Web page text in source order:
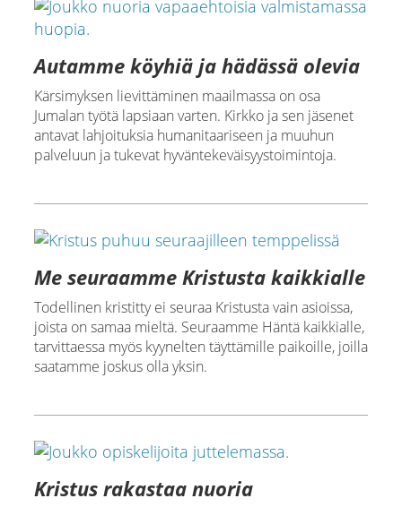
Autamme köyhiä ja hädässä olevia
Kärsimyksen lievittäminen maailmassa on osa
Jumalan työtä lapsiaan varten. Kirkko ja sen jäsenet
antavat lahjoituksia humanitaariseen ja muuhun
palveluun ja tukevat hyväntekeväisyystoimintoja.
Me seuraamme Kristusta kaikkialle
Todellinen kristitty ei seuraa Kristusta vain asioissa,
joista on samaa mieltä. Seuraamme Häntä kaikkialle,
tarvittaessa myös kyynelten täyttämille paikoille, joilla
saatamme joskus olla yksin.
Kristus rakastaa nuoria